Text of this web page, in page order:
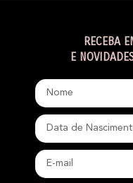
RECEBA
E